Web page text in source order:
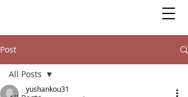
Post
All Posts
yushankou31